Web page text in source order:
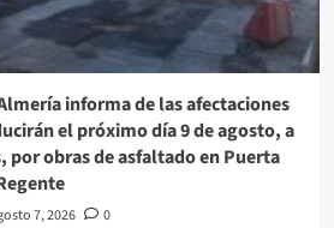
informa de las afectaciones
el próximo día 9 de agosto, a
por obras de asfaltado en Puerta
7, 2026 0